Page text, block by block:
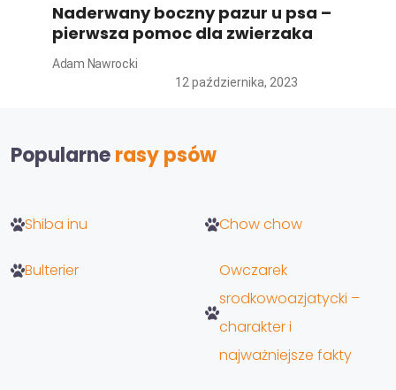
Naderwany boczny pazur u psa –
pierwsza pomoc dla zwierzaka
Adam Nawrocki
12 października, 2023
Popularnerasy psów
Shiba inu Chow chow
Bulterier
Owczarek
srodkowoazjatycki –
charakter i
najważniejsze fakty